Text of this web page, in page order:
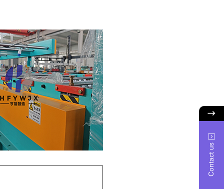
Contact us